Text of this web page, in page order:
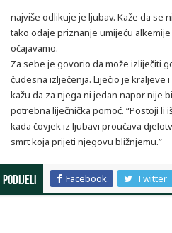
najviše odlikuje je ljubav. Kaže da se
tako odaje priznanje umijeću
očajavamo.
Za sebe je govorio da može izliječiti
čudesna izlječenja. Liječio je kraljeve
kažu da za njega ni jedan napor nije
potrebna liječnička pomoć. “Postoji li
kada čovjek iz ljubavi proučava
smrt koja prijeti njegovu bližnjemu.”
Podijeli Facebook Twitter